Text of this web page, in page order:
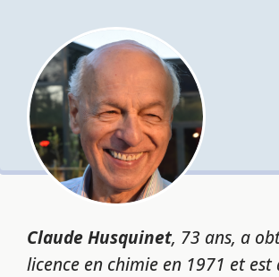
Claude Husquinet, 73 ans, a
licence en chimie en 1971 et est